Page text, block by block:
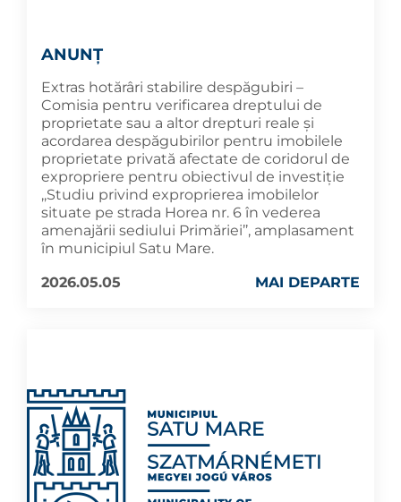
ANUNȚ
Extras hotărâri stabilire despăgubiri –
Comisia pentru verificarea dreptului de
proprietate sau a altor drepturi reale și
acordarea despăgubirilor pentru imobilele
proprietate privată afectate de coridorul de
expropriere pentru obiectivul de investiție
,,Studiu privind exproprierea imobilelor
situate pe strada Horea nr. 6 în vederea
amenajării sediului Primăriei’’, amplasament
în municipiul Satu Mare.
2026.05.05
MAI DEPARTE